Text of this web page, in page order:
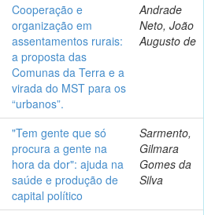
Cooperação e
organização em
assentamentos rurais:
a proposta das
Comunas da Terra e a
virada do MST para os
“urbanos”.
Andrade
Neto, João
Augusto de
"Tem gente que só
procura a gente na
hora da dor": ajuda na
saúde e produção de
capital político
Sarmento,
Gilmara
Gomes da
Silva